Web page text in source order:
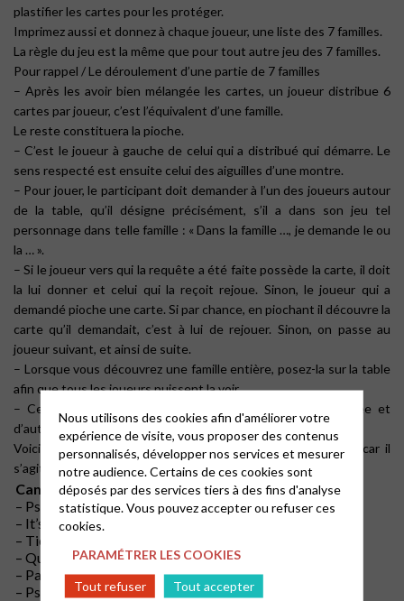
plastifier les cartes pour les protéger.
Imprimez aussi et donnez à chaque joueur, une liste des 7 familles.
La règle du jeu est la même que pour tout autre jeu des 7 familles.
Pour rappel / Le déroulement d’une partie de 7 familles
– Après les avoir bien mélangée les cartes, un joueur distribue 6
cartes par joueur, c’est l’équivalent d’une famille.
Le reste constituera la pioche.
– C’est le joueur à gauche de celui qui a distribué qui démarre. Le
sens respecté est ensuite celui des aiguilles d’une montre.
– Pour jouer, le participant doit demander à l’un des joueurs autour
de la table, qu’il désigne précisément, s’il a dans son jeu tel
personnage dans telle famille : « Dans la famille …, je demande le ou
la … ».
– Si le joueur vers qui la requête a été faite possède la carte, il doit
la lui donner et celui qui la reçoit rejoue. Sinon, le joueur qui a
demandé pioche une carte. Si par chance, en piochant il découvre la
carte qu’il demandait, c’est à lui de rejouer. Sinon, on passe au
joueur suivant, et ainsi de suite.
– Lorsque vous découvrez une famille entière, posez-la sur la table
afin que tous les joueurs puissent la voir.
– Certains arrêtent la partie lorsque la pioche est épuisée et
d’autres continuent, c’est à vous d’en décider !
Voici la liste des familles à distribuer à chaque participant, car il
s’agit dans ce jeu de « familles » bien particulières !
Cantique
– Ps 8
– It’s me, O Lord
– Tiens bon
– Qu’il est doux
– Parler
– Ps 92
Pourquoi prier ?
– Ecouter
– Se connaître
– Communion
– Le mystère
Jésus et la prière
– La montagne
– Seul
– Dieu sait
Nous utilisons des cookies afin d'améliorer votre
expérience de visite, vous proposer des contenus
personnalisés, développer nos services et mesurer
notre audience. Certains de ces cookies sont
déposés par des services tiers à des fins d'analyse
statistique. Vous pouvez accepter ou refuser ces
cookies.
PARAMÉTRER LES COOKIES
Tout refuser
Tout accepter